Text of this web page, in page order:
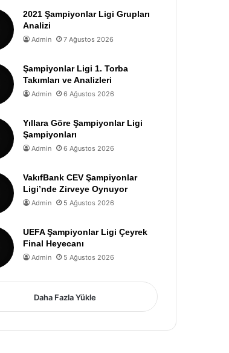
2021 Şampiyonlar Ligi Grupları
Analizi
Admin 7 Ağustos 2026
Şampiyonlar Ligi 1. Torba
Takımları ve Analizleri
Admin 6 Ağustos 2026
Yıllara Göre Şampiyonlar Ligi
Şampiyonları
Admin 6 Ağustos 2026
VakıfBank CEV Şampiyonlar
Ligi’nde Zirveye Oynuyor
Admin 5 Ağustos 2026
UEFA Şampiyonlar Ligi Çeyrek
Final Heyecanı
Admin 5 Ağustos 2026
Daha Fazla Yükle